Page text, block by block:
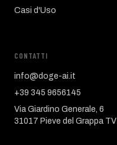
Casi d'Uso
CONTATTI
info@doge-ai.it
+39 345 9656145
Via Giardino Generale, 6
31017 Pieve del Grappa TV